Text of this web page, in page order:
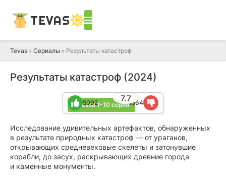
TEVAS
Tevas » Сериалы » Результаты катастроф
Результаты катастроф (2024)
1 сезон 1-10 серия
7.7
5092 1564
Исследование удивительных артефактов, обнаруженных
в результате природных катастроф — от ураганов,
открывающих средневековые скелеты и затонувшие
корабли, до засух, раскрывающих древние города
и каменные монументы.